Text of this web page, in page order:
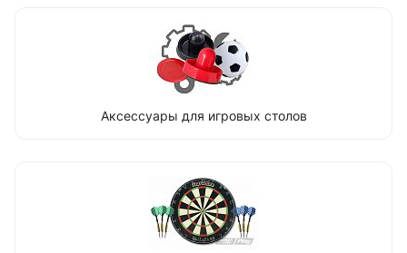
Аксессуары для игровых столов